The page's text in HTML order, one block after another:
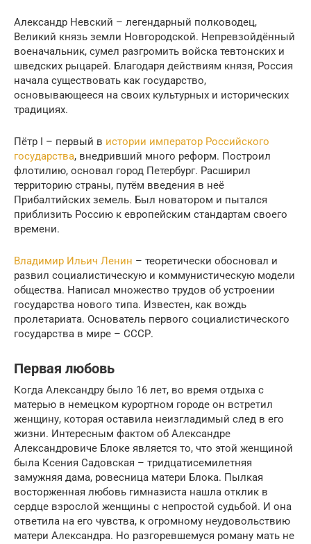
Александр Невский – легендарный полководец,
Великий князь земли Новгородской. Непревзойдённый
военачальник, сумел разгромить войска тевтонских и
шведских рыцарей. Благодаря действиям князя, Россия
начала существовать как государство,
основывающееся на своих культурных и исторических
традициях.
Пётр I – первый в истории император Российского
государства, внедривший много реформ. Построил
флотилию, основал город Петербург. Расширил
территорию страны, путём введения в неё
Прибалтийских земель. Был новатором и пытался
приблизить Россию к европейским стандартам своего
времени.
Владимир Ильич Ленин – теоретически обосновал и
развил социалистическую и коммунистическую модели
общества. Написал множество трудов об устроении
государства нового типа. Известен, как вождь
пролетариата. Основатель первого социалистического
государства в мире – СССР.
Первая любовь
Когда Александру было 16 лет, во время отдыха с
матерью в немецком курортном городе он встретил
женщину, которая оставила неизгладимый след в его
жизни. Интересным фактом об Александре
Александровиче Блоке является то, что этой женщиной
была Ксения Садовская – тридцатисемилетняя
замужняя дама, ровесница матери Блока. Пылкая
восторженная любовь гимназиста нашла отклик в
сердце взрослой женщины с непростой судьбой. И она
ответила на его чувства, к огромному неудовольствию
матери Александра. Но разгоревшемуся роману мать не